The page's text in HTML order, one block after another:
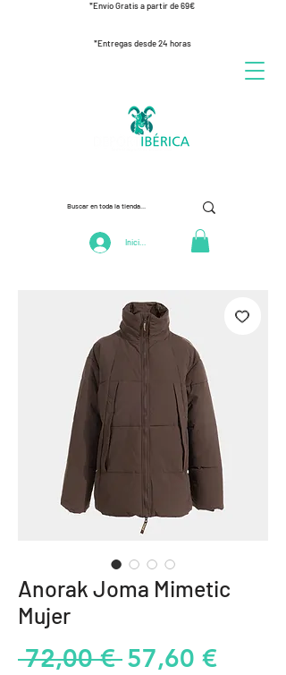
*Envío Gratis a partir de 69€
*Entregas desde 24 horas
Iniciar Sesión
Anorak Joma Mimetic
Mujer
72,00 € Precio
57,60 €Precio